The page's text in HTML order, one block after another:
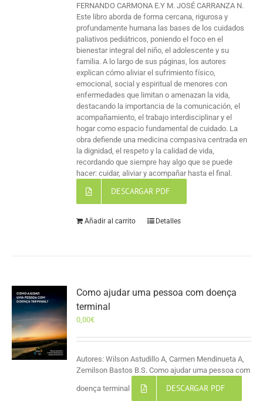
FERNANDO CARMONA E.Y M. JOSÉ CARRANZA N.
Este libro aborda de forma cercana, rigurosa y
profundamente humana las bases de los cuidados
paliativos pediátricos, poniendo el foco en el
bienestar integral del niño, el adolescente y su
familia. A lo largo de sus páginas, los autores
explican cómo aliviar el sufrimiento físico,
emocional, social y espiritual de menores con
enfermedades que limitan o amenazan la vida,
destacando la importancia de la comunicación, el
acompañamiento, el trabajo interdisciplinar y el
hogar como espacio fundamental de cuidado. La
obra defiende una medicina compasiva centrada en
la dignidad, el respeto y la calidad de vida,
recordando que siempre hay algo que se puede
hacer: cuidar, aliviar y acompañar hasta el final.
DESCARGAR PDF
Añadir al carrito Detalles
Como ajudar uma pessoa com doença
terminal
0,00€
Autores: Wilson Astudillo A, Carmen Mendinueta A,
Zemilson Bastos B.S. Como ajudar uma pessoa com
doença terminal DESCARGAR PDF